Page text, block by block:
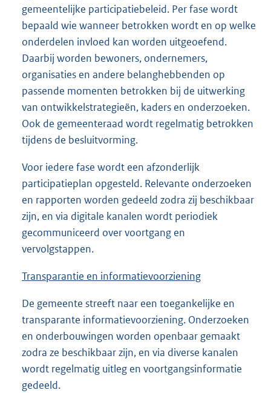
gemeentelijke participatiebeleid. Per fase wordt
bepaald wie wanneer betrokken wordt en op welke
onderdelen invloed kan worden uitgeoefend.
Daarbij worden bewoners, ondernemers,
organisaties en andere belanghebbenden op
passende momenten betrokken bij de uitwerking
van ontwikkelstrategieën, kaders en onderzoeken.
Ook de gemeenteraad wordt regelmatig betrokken
tijdens de besluitvorming.
Voor iedere fase wordt een afzonderlijk
participatieplan opgesteld. Relevante onderzoeken
en rapporten worden gedeeld zodra zij beschikbaar
zijn, en via digitale kanalen wordt periodiek
gecommuniceerd over voortgang en
vervolgstappen.
Transparantie en informatievoorziening
De gemeente streeft naar een toegankelijke en
transparante informatievoorziening. Onderzoeken
en onderbouwingen worden openbaar gemaakt
zodra ze beschikbaar zijn, en via diverse kanalen
wordt regelmatig uitleg en voortgangsinformatie
gedeeld.